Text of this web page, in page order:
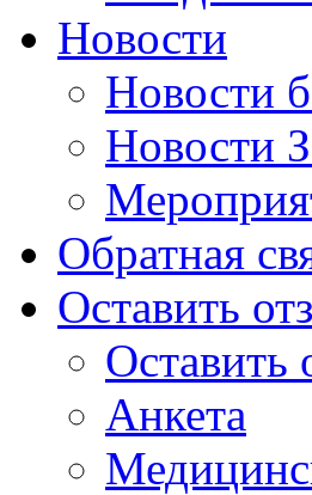
Новости
Новости
Новости
Обратная
Оставить
Оставить
Анкета